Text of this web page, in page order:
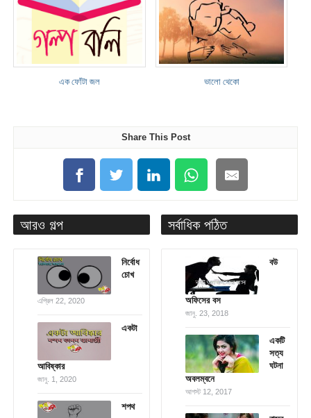
এক ফোঁটা জল ভালো থেকো
Share This Post
আরও গল্প
নির্বোধ
চোখ
এপ্রিল 22, 2020
একটা
আবিষ্কার
জানু. 1, 2020
শপথ
সর্বাধিক পঠিত
বউ
অফিসের বস
জানু. 23, 2018
একটি
সত্য
ঘটনা
অবলম্বনে
আগস্ট 12, 2017